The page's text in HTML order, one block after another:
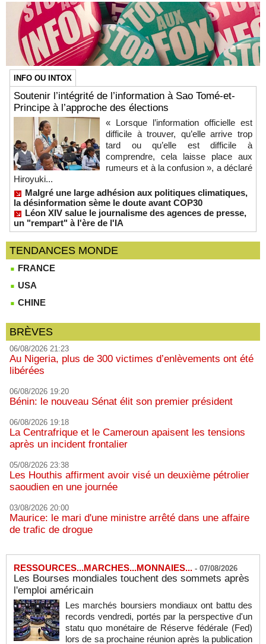
INFO OU INTOX
Soutenir l’intégrité de l’information à Sao Tomé-et-
Principe à l’approche des élections
« Lorsque l’information officielle est
difficile à trouver, qu’elle arrive trop
tard ou qu’elle est difficile à
comprendre, cela laisse place aux
rumeurs et à la confusion », a déclaré
Hiroyuki...
Malgré une large adhésion aux politiques climatiques,
la désinformation sème le doute avant COP30
Léon XIV salue le journalisme des agences de presse,
un "rempart" à l'ère de l'IA
TENDANCES MONDE
FRANCE
USA
CHINE
BRÈVES
06/08/2026 21:23
Au Nigeria, plus de 300 victimes d’enlèvements ont été
libérées
06/08/2026 19:20
Bénin: le nouveau Sénat élit son premier président
06/08/2026 19:18
La Centrafrique et le Cameroun apaisent les tensions
après un incident frontalier
05/08/2026 23:38
Les Houthis affirment avoir visé un deuxième pétrolier
saoudien en une journée
03/08/2026 20:00
Maurice: le mari d'une ministre arrêté dans une affaire
de trafic de drogue
RESSOURCES...MARCHES...MONNAIES... - 07/08/2026
Les Bourses mondiales touchent des sommets après
l'emploi américain
Les marchés boursiers mondiaux ont battu des
records vendredi, portés par la perspective d'un
statu quo monétaire de Réserve fédérale (Fed)
lors de sa prochaine réunion après la publication